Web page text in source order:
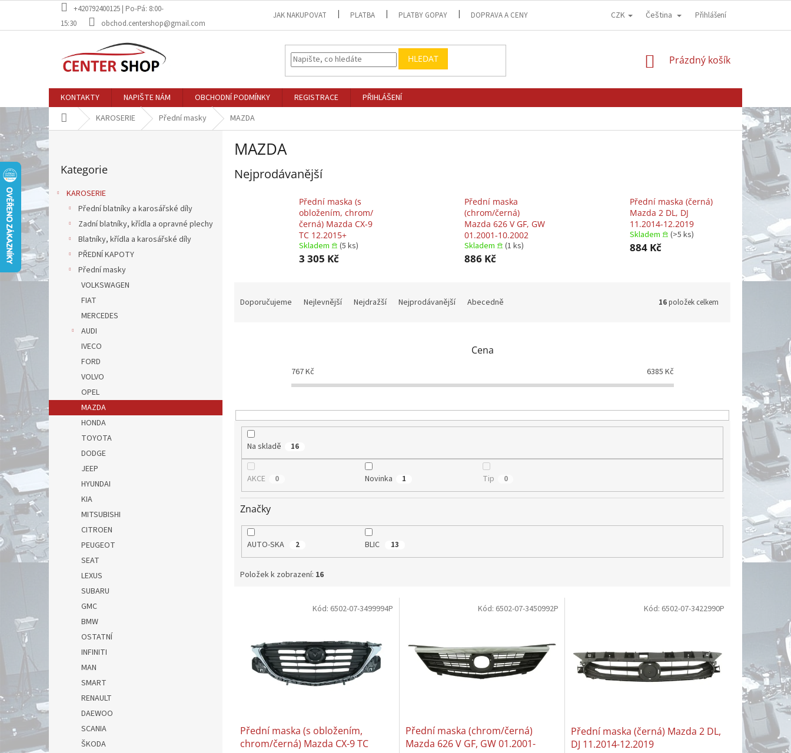
obsah
+420792400125 | Po-Pá: 8:00-
15:30
obchod.centershop@gmail.com
JAK NAKUPOVAT PLATBA PLATBY GOPAY DOPRAVA A CENY OBCHODNÍ PODMÍNKY GDPR - OCHRANA OSOBNÍCH ÚDAJŮ
CZK Čeština Přihlášení
HLEDAT
NÁKUPNÍ
Prázdný košík
KONTAKTY NAPIŠTE NÁM OBCHODNÍ PODMÍNKY REGISTRACE
PŘIHLÁŠENÍ
Domů KAROSERIE Přední masky MAZDA
P
o
s
r
n
í
p
a
n
kategorie
Kategorie
KAROSERIE
Přední blatníky a karosářské díly
Zadní blatníky, křídla a opravné plechy
Blatníky, křídla a karosářské díly
PŘEDNÍ KAPOTY
Přední masky
VOLKSWAGEN
FIAT
MERCEDES
AUDI
IVECO
FORD
VOLVO
OPEL
MAZDA
HONDA
TOYOTA
DODGE
JEEP
HYUNDAI
KIA
MITSUBISHI
CITROEN
PEUGEOT
SEAT
LEXUS
SUBARU
GMC
BMW
OSTATNÍ
INFINITI
MAN
SMART
RENAULT
DAEWOO
SCANIA
ŠKODA
MAZDA
Nejprodávanější
Přední maska (s
obložením, chrom/
černá) Mazda CX-9
TC 12.2015+
Skladem 𖠿 (5 ks)
3 305 Kč
Přední maska
(chrom/černá)
Mazda 626 V GF, GW
01.2001-10.2002
Skladem 𖠿 (1 ks)
886 Kč
Přední maska (černá)
Mazda 2 DL, DJ
11.2014-12.2019
Skladem 𖠿 (>5 ks)
884 Kč
u
Doporučujeme Nejlevnější Nejdražší Nejprodávanější Abecedně 16položek celkem
Cena
767Kč 6385 Kč
Na skladě 16
AKCE 0 Novinka 1 Tip 0
Značky
AUTO-SKA 2 BLIC 13
Položek k zobrazení: 16
Přední maska (s obložením,
chrom/černá) Mazda CX-9 TC
Kód: 6502-07-3499994P
Přední maska (chrom/černá)
Mazda 626 V GF, GW 01.2001-
Kód: 6502-07-3450992P
Přední maska (černá) Mazda 2 DL,
DJ 11.2014-12.2019
Kód: 6502-07-3422990P